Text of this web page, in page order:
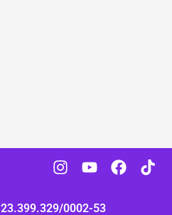
23.399.329/0002-53